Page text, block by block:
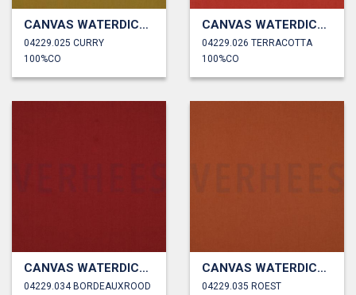
CANVAS WATERDICHT
04229.025 CURRY
100%CO
CANVAS WATERDICHT
04229.026 TERRACOTTA
100%CO
CANVAS WATERDICHT
04229.034 BORDEAUXROOD
CANVAS WATERDICHT
04229.035 ROEST